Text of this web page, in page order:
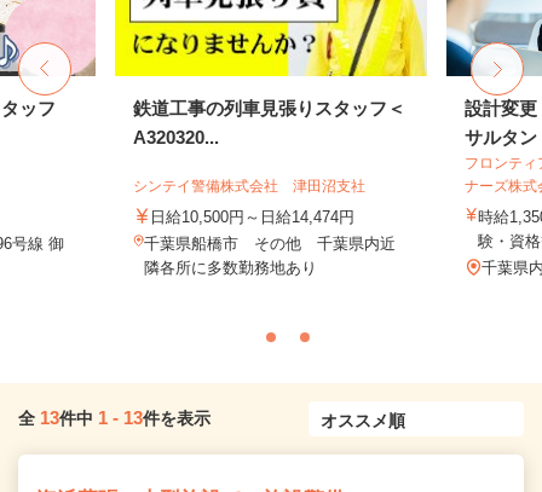
ッフ
号線 御
鉄道工事の列車見張りスタッフ＜
A320320...
シンテイ警備株式会社 津田沼支社
日給10,500円～日給14,474円
千葉県船橋市 その他 千葉県内近
隣各所に多数勤務地あり
設計変更
サルタン
フロンテ
ナーズ株式
時給
験・資
千葉県
全 13件中 1 - 13件を表示